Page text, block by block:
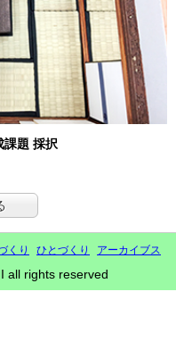
課題 採択
くり ひとづくり アーカイブス
all rights reserved